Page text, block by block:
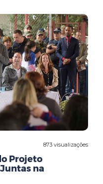
873 visualizações
Projeto
na